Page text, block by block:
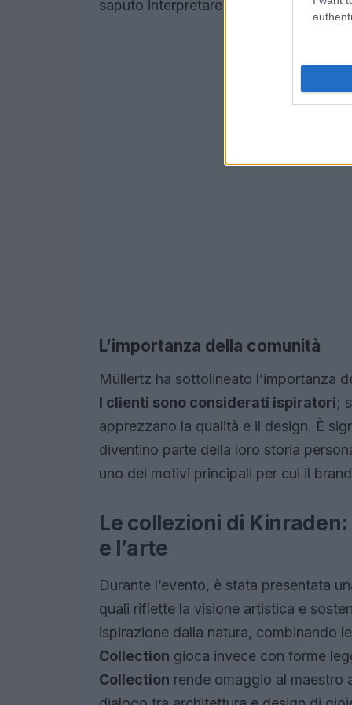
saputo interpretare la filosofia del
L’importanza della comunità
Müllertz ha sottolineato l’importanza
I clienti sono considerati ispiratori;
apprezzano la qualità e il design. È
diventino parte della loro storia
uno dei motivi principali per cui il
Le collezioni di
e l’arte
Durante l’evento, è stata presentata
quali riflette la visione artistica e
ispirazione dalla natura, combinando
Collection gioca invece con forme
Collection rende omaggio al maestro